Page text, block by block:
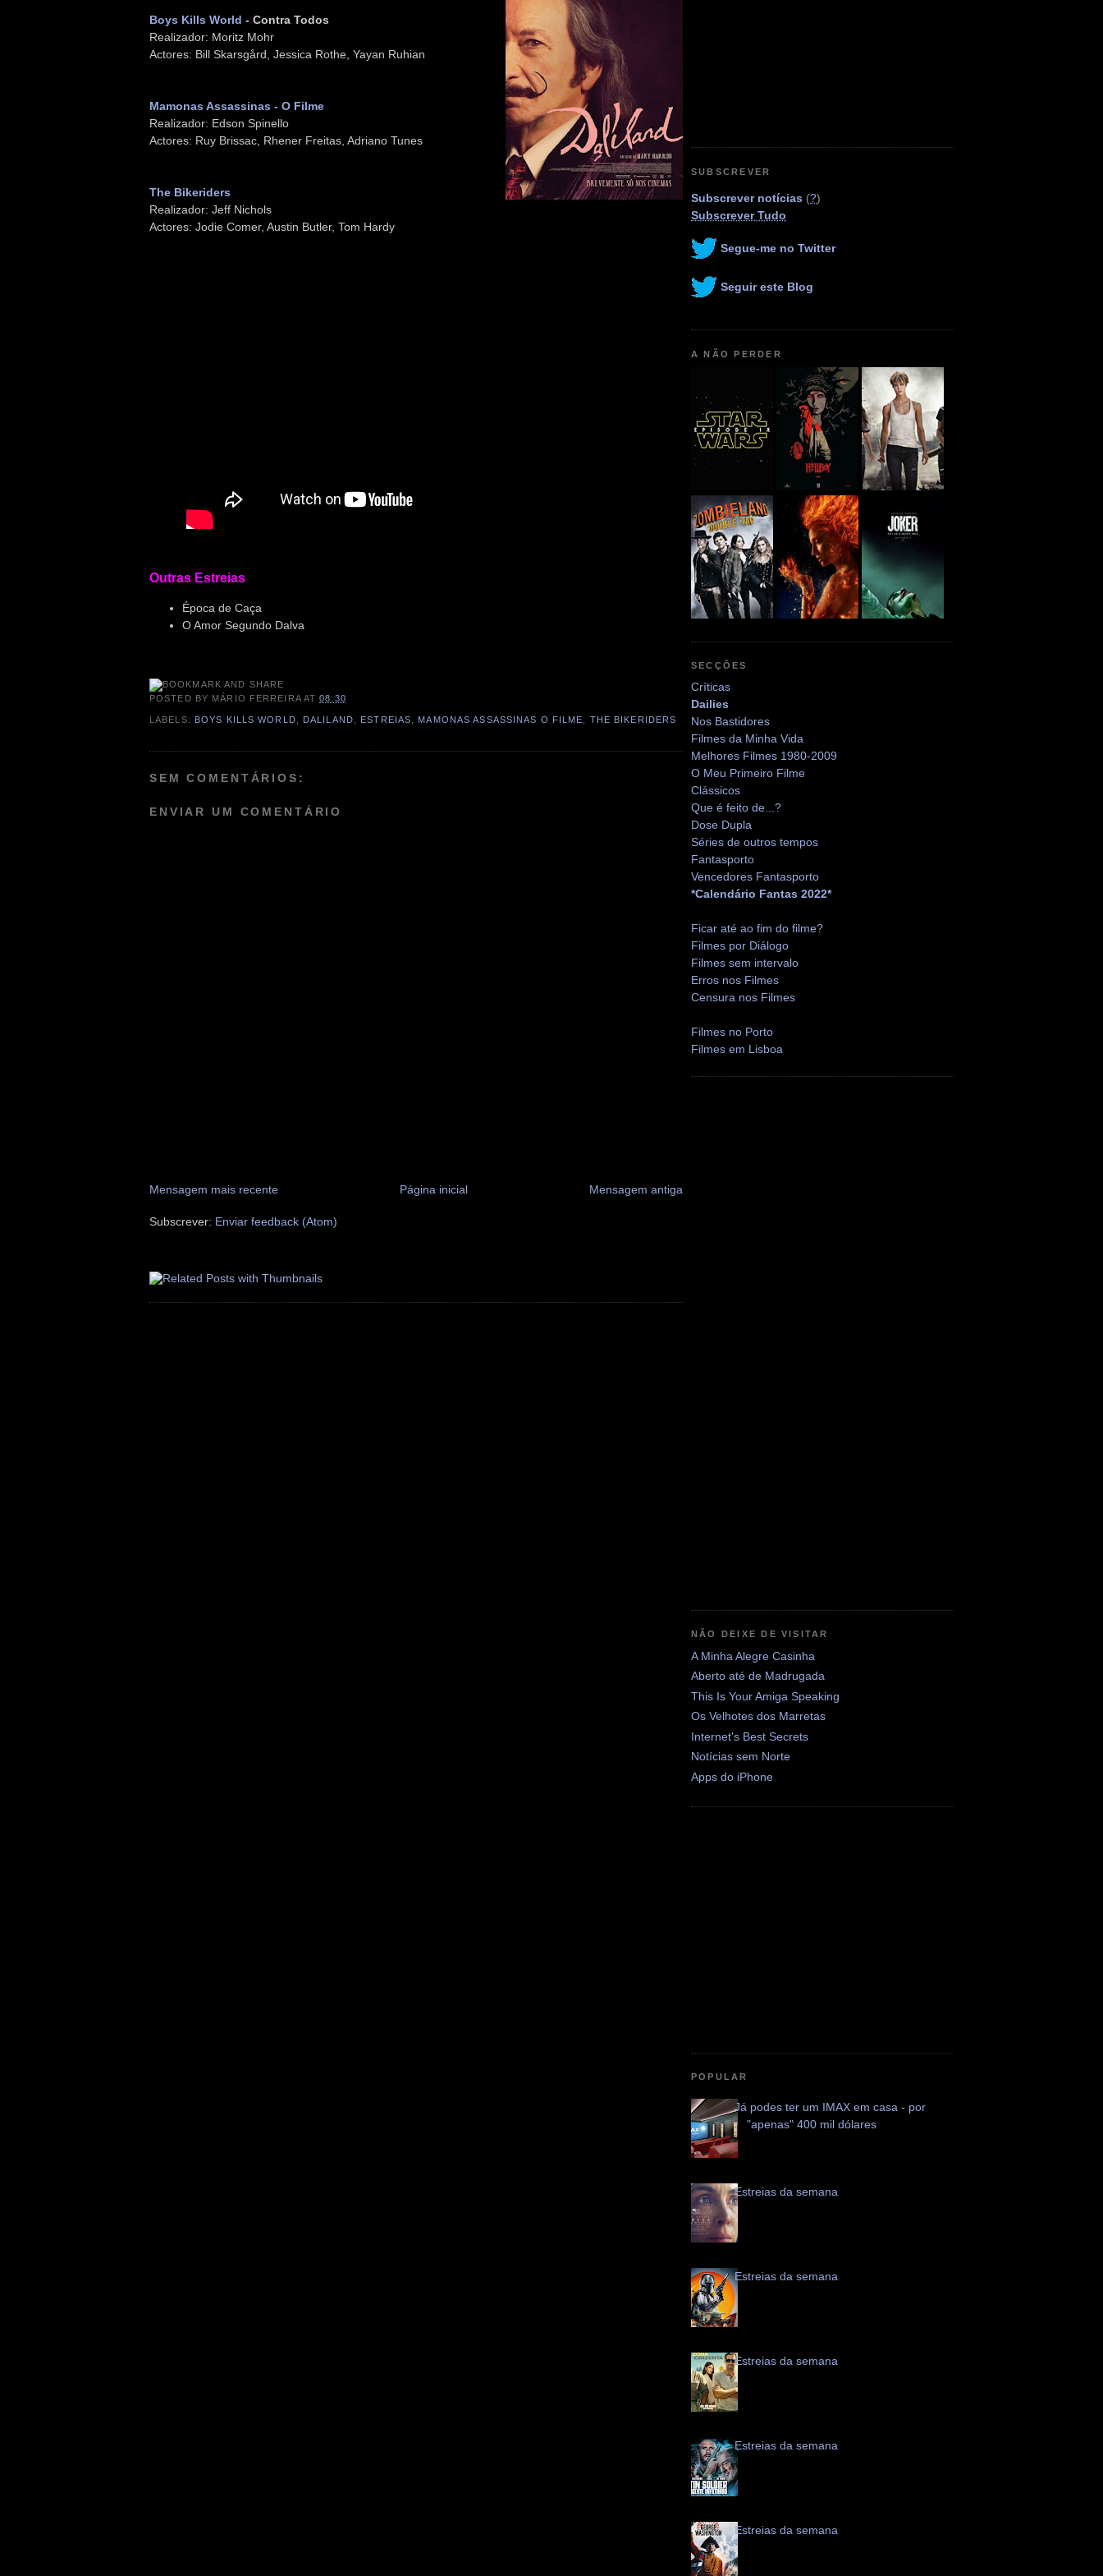
Boys Kills World - Contra Todos
Realizador: Moritz Mohr
Actores: Bill Skarsgård, Jessica Rothe, Yayan Ruhian
Mamonas Assassinas - O Filme
Realizador: Edson Spinello
Actores: Ruy Brissac, Rhener Freitas, Adriano Tunes
The Bikeriders
Realizador: Jeff Nichols
Actores: Jodie Comer, Austin Butler, Tom Hardy
Outras Estreias
Época de Caça
O Amor Segundo Dalva
POSTED BY MÁRIO FERREIRA AT08:30
LABELS: BOYS KILLS WORLD DALILAND ESTREIAS MAMONAS ASSASSINAS O FILME THE BIKERIDERS
SEM COMENTÁRIOS:
ENVIAR UM COMENTÁRIO
Mensagem mais recente Mensagem antiga
Página inicial
Subscrever: Enviar feedback (Atom)
SUBSCREVER
Subscrever notícias (?)
Subscrever Tudo
Segue-me no Twitter
Seguir este Blog
A NÃO PERDER
SECÇÕES
Críticas
Dailies
Nos Bastidores
Filmes da Minha Vida
Melhores Filmes 1980-2009
O Meu Primeiro Filme
Clássicos
Que é feito de...?
Dose Dupla
Séries de outros tempos
Fantasporto
Vencedores Fantasporto
*Calendário Fantas 2022*
Ficar até ao fim do filme?
Filmes por Diálogo
Filmes sem intervalo
Erros nos Filmes
Censura nos Filmes
Filmes no Porto
Filmes em Lisboa
NÃO DEIXE DE VISITAR
A Minha Alegre Casinha
Aberto até de Madrugada
This Is Your Amiga Speaking
Os Velhotes dos Marretas
Internet's Best Secrets
Notícias sem Norte
Apps do iPhone
POPULAR
Já podes ter um IMAX em casa - por
"apenas" 400 mil dólares
Estreias da semana
Estreias da semana
Estreias da semana
Estreias da semana
Estreias da semana